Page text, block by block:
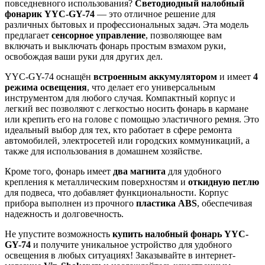
повседневного использования? Светодиодный налобный
фонарик YYC-GY-74 — это отличное решение для
различных бытовых и профессиональных задач. Эта модель
предлагает сенсорное управление, позволяющее вам
включать и выключать фонарь простым взмахом руки,
освобождая ваши руки для других дел.
YYC-GY-74 оснащён встроенным аккумулятором и имеет 4
режима освещения, что делает его универсальным
инструментом для любого случая. Компактный корпус и
легкий вес позволяют с легкостью носить фонарь в кармане
или крепить его на голове с помощью эластичного ремня. Это
идеальный выбор для тех, кто работает в сфере ремонта
автомобилей, электросетей или городских коммуникаций, а
также для использования в домашнем хозяйстве.
Кроме того, фонарь имеет два магнита для удобного
крепления к металлическим поверхностям и откидную петлю
для подвеса, что добавляет функциональности. Корпус
прибора выполнен из прочного пластика АВS, обеспечивая
надежность и долговечность.
Не упустите возможность купить налобный фонарь YYC-
GY-74 и получите уникальное устройство для удобного
освещения в любых ситуациях! Заказывайте в интернет-